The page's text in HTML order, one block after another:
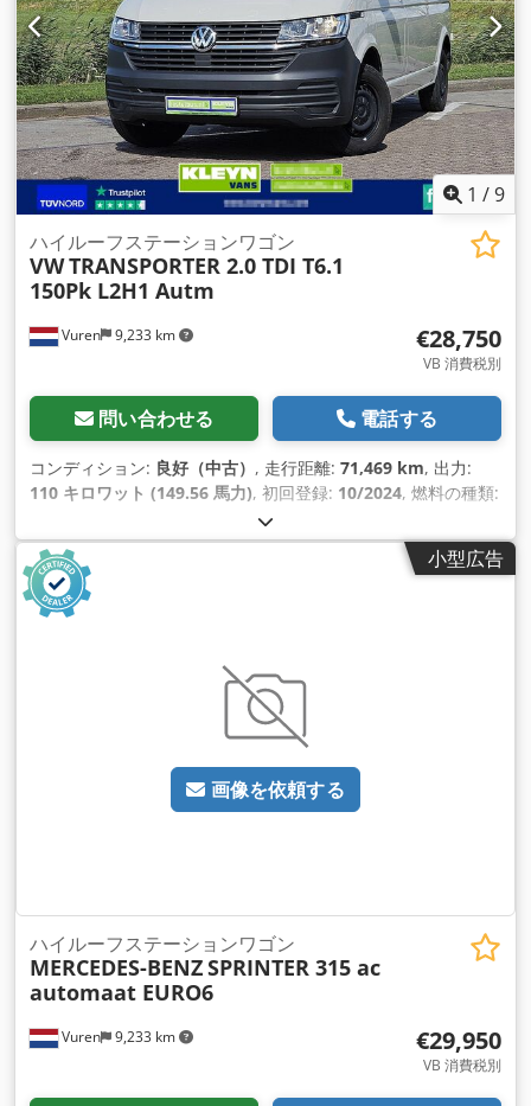
ートゥース, 電動ウィンドウ調節, 電動ミラー,
1 /9
Vuren 9,233 km
ハイルーフステーションワゴン
VWTRANSPORTER 2.0 TDI T6.1
150Pk L2H1 Autm
€28,750
VB 消費税別
問い合わせる 電話する
コンディション: 良好（中古） , 走行距離: 71,469 km, 出力:
110 キロワット (149.56 馬力), 初回登録: 10/2024, 燃料の種類:
215/65R16
イールベース:3,400 mm, 燃料:ディーゼル, 色:ベージュ, 運転
席:デイキャブ , 排出クラス:ユーロ
6 , 座席数:
mm, 荷室長:
ステム）, アップル CarPlay, エアコン, セントラルロック, トラ
クションコントロール, ブルートゥース, 電動ウィンドウ調節,
小型広告
画像を依頼する
Vuren 9,233 km
ハイルーフステーションワゴン
MERCEDES-BENZSPRINTER 315 ac
automaat EURO6
€29,950
VB 消費税別